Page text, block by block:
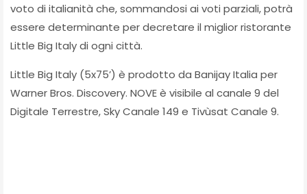
voto di italianità che, sommandosi ai voti parziali, potrà
essere determinante per decretare il miglior ristorante
Little Big Italy di ogni città.
Little Big Italy (5x75’) è prodotto da Banijay Italia per
Warner Bros. Discovery. NOVE è visibile al canale 9 del
Digitale Terrestre, Sky Canale 149 e Tivùsat Canale 9.